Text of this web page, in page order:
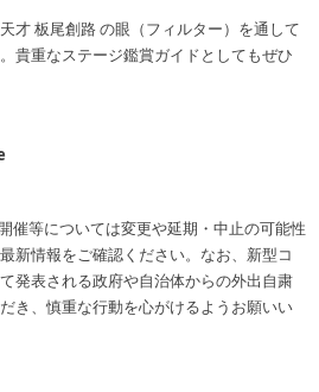
才 板尾創路 の眼（フィルター）を通して
貴重なステージ鑑賞ガイドとしてもぜひ
催等については変更や延期・中止の可能性
新情報をご確認ください。なお、新型コ
発表される政府や自治体からの外出自粛
き、慎重な行動を心がけるようお願いい